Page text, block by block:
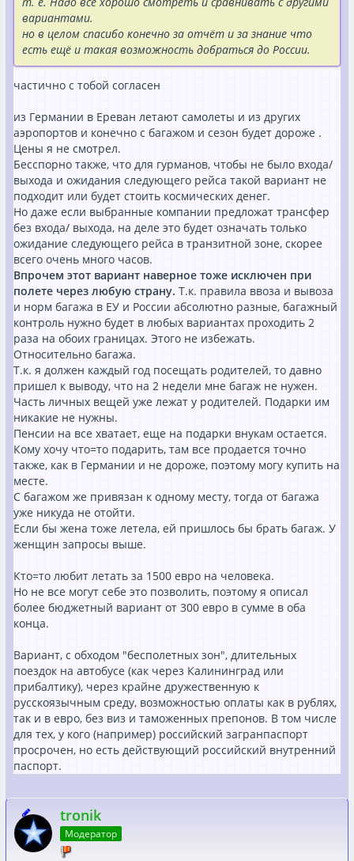
вариантами.
но в целом спасибо конечно за отчёт и за знание что
есть ещё и такая возможность добраться до России.
частично с тобой согласен
из Германии в Ереван летают самолеты и из других
аэропортов и конечно с багажом и сезон будет дороже .
Цены я не смотрел.
Бесспорно также, что для гурманов, чтобы не было входа/
выхода и ожидания следующего рейса такой вариант не
подходит или будет стоить космических денег.
Но даже если выбранные компании предложат трансфер
без входа/ выхода, на деле это будет означать только
ожидание следующего рейса в транзитной зоне, скорее
всего очень много часов.
Впрочем этот вариант наверное тоже исключен при
полете через любую страну. Т.к. правила ввоза и вывоза
и норм багажа в ЕУ и России абсолютно разные, багажный
контроль нужно будет в любых вариантах проходить 2
раза на обоих границах. Этого не избежать.
Относительно багажа.
Т.к. я должен каждый год посещать родителей, то давно
пришел к выводу, что на 2 недели мне багаж не нужен.
Часть личных вещей уже лежат у родителей. Подарки им
никакие не нужны.
Пенсии на все хватает, еще на подарки внукам остается.
Кому хочу что=то подарить, там все продается точно
также, как в Германии и не дороже, поэтому могу купить на
месте.
С багажом же привязан к одному месту, тогда от багажа
уже никуда не отойти.
Если бы жена тоже летела, ей пришлось бы брать багаж. У
женщин запросы выше.
Кто=то любит летать за 1500 евро на человека.
Но не все могут себе это позволить, поэтому я описал
более бюджетный вариант от 300 евро в сумме в оба
конца.
Вариант, с обходом "бесполетных зон", длительных
поездок на автобусе (как через Калининград или
прибалтику), через крайне дружественную к
русскоязычным среду, возможностью оплаты как в рублях,
так и в евро, без виз и таможенных препонов. В том числе
для тех, у кого (например) российский загранпаспорт
просрочен, но есть действующий российский внутренний
паспорт.
tronik
Модератор